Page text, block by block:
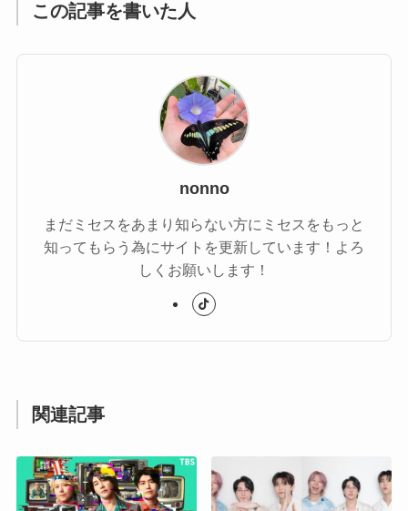
この記事を書いた人
nonno
まだミセスをあまり知らない方にミセスをもっと
知ってもらう為にサイトを更新しています！よろ
しくお願いします！
関連記事